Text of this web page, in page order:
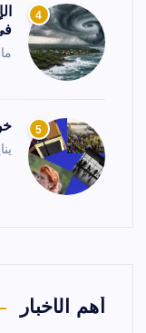
4
5
يناير
أهم الأخبار